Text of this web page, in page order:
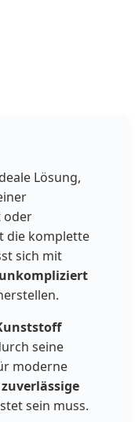
Lösung,
oder
die komplette
sich mit
seine
moderne
zuverlässige
sein muss.